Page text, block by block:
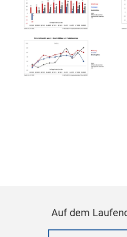
Auf dem